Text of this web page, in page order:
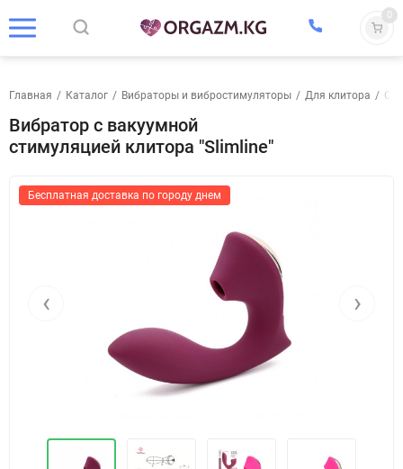
0
Главная / Каталог / Вибраторы и вибростимуляторы / Для клитора / С
Вибратор с вакуумной
стимуляцией клитора "Slimline"
Бесплатная доставка по городу днем
‹ ›